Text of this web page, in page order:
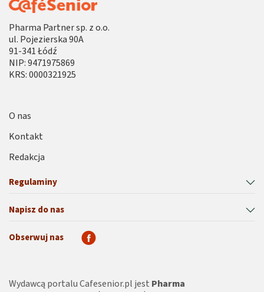
Pharma Partner sp. z o.o.
ul. Pojezierska 90A
91-341 Łódź
NIP: 9471975869
KRS: 0000321925
Regulaminy
Napisz do nas
O nas
Kontakt
Redakcja
Obserwuj nas
Wydawcą portalu Cafesenior.pl jest Pharma